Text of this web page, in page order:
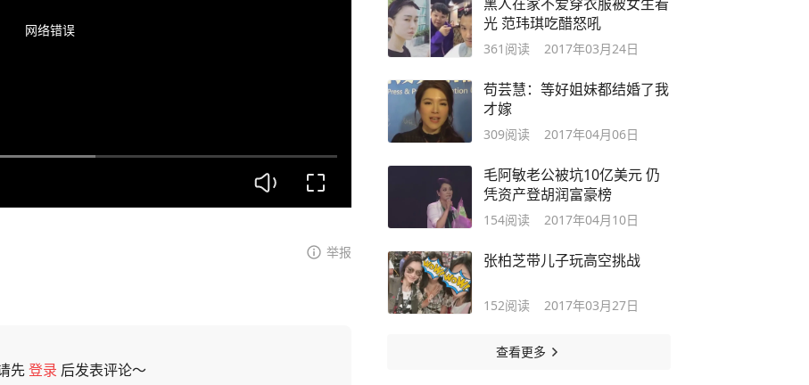
网络错误
举报
先登录 后发表评论～
光 范玮琪吃醋怒吼
361 阅读 2017年03月24日
苟芸慧：等好姐妹都结婚了我
才嫁
309阅读 2017年04月06日
毛阿敏老公被坑10亿美元 仍
凭资产登胡润富豪榜
154阅读 2017年04月10日
张柏芝带儿子玩高空挑战
152阅读 2017年03月27日
查看更多